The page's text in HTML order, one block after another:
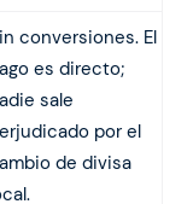
conversiones. El
es directo;
sale
por el
de divisa